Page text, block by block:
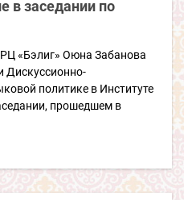
в заседании по
«Бэлиг» Оюна Забанова
Дискуссионно-
политике в Институте
прошедшем в